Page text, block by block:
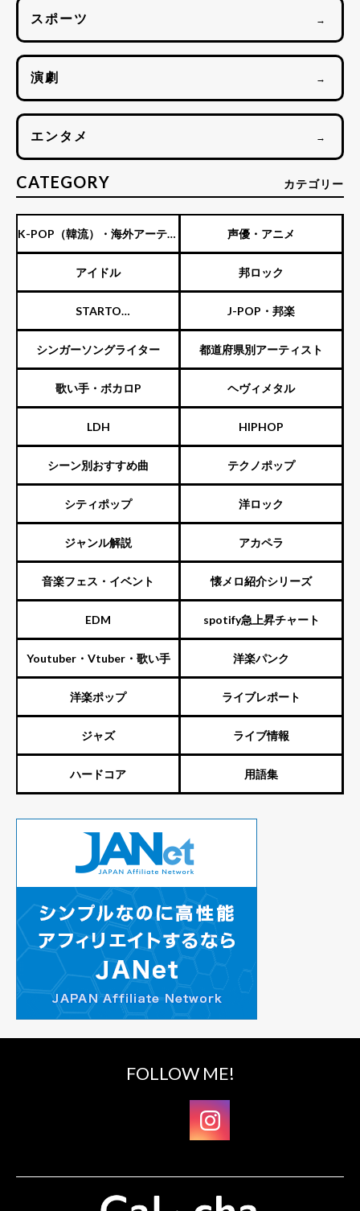
スポーツ →
演劇 →
エンタメ →
CATEGORY カテゴリー
K-POP（韓流）・海外アーティ
スト
声優・アニメ
アイドル 邦ロック
STARTO
ENTERTAINMENT（旧ジャニ
ーズ）
J-POP・邦楽
シンガーソングライター 都道府県別アーティスト
歌い手・ボカロP ヘヴィメタル
LDH HIPHOP
シーン別おすすめ曲 テクノポップ
シティポップ 洋ロック
ジャンル解説 アカペラ
音楽フェス・イベント 懐メロ紹介シリーズ
EDM spotify急上昇チャート
Youtuber・Vtuber・歌い手 洋楽パンク
洋楽ポップ ライブレポート
ジャズ ライブ情報
ハードコア 用語集
FOLLOW ME!